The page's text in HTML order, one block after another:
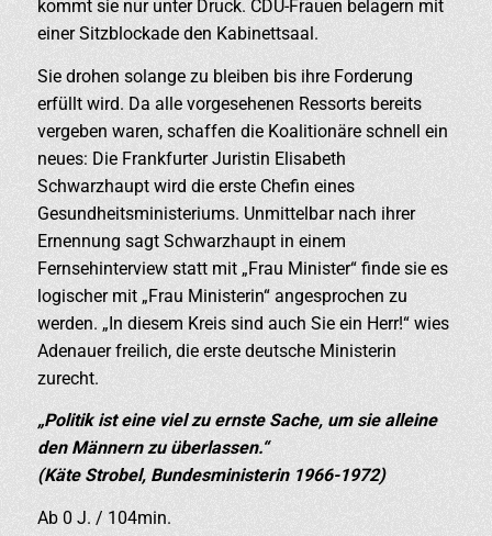
kommt sie nur unter Druck. CDU-Frauen belagern mit
einer Sitzblockade den Kabinettsaal.
Sie drohen solange zu bleiben bis ihre Forderung
erfüllt wird. Da alle vorgesehenen Ressorts bereits
vergeben waren, schaffen die Koalitionäre schnell ein
neues: Die Frankfurter Juristin Elisabeth
Schwarzhaupt wird die erste Chefin eines
Gesundheitsministeriums. Unmittelbar nach ihrer
Ernennung sagt Schwarzhaupt in einem
Fernsehinterview statt mit „Frau Minister“ finde sie es
logischer mit „Frau Ministerin“ angesprochen zu
werden. „In diesem Kreis sind auch Sie ein Herr!“ wies
Adenauer freilich, die erste deutsche Ministerin
zurecht.
„Politik ist eine viel zu ernste Sache, um sie alleine
den Männern zu überlassen.“
(Käte Strobel, Bundesministerin 1966-1972)
Ab 0 J. / 104min.